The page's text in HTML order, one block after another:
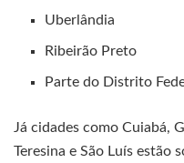
Uberlândia
Ribeirão Preto
Parte do Distrito
Já cidades como Cuiabá,
Teresina e São Luís estão